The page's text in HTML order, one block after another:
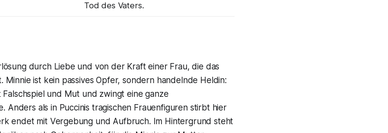
Tod des Vaters.
durch Liebe und von der Kraft einer Frau, die das
Minnie ist kein passives Opfer, sondern handelnde Heldin:
und Mut und zwingt eine ganze
Anders als in Puccinis tragischen Frauenfiguren stirbt hier
endet mit Vergebung und Aufbruch. Im Hintergrund steht